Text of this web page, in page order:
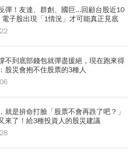
彈！友達、群創、國巨...回顧台股近10
子股出現「1情況」才可能真正見底
不到底部錢包就彈盡援絕，現在跑來得
股災會抱不住股票的3種人
就是拚命打臉「股票不會再跌了吧？」
來了！給3種投資人的股災建議